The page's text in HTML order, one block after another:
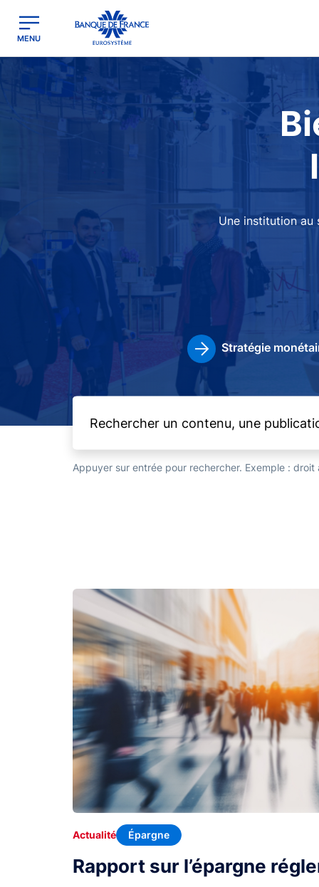
Banque de France - Menu Principal
MENU
Image
Une institution au
Stratégie
Appuyer sur entrée pour rechercher. Exemple : droit
Image
Rapport sur l’épargne
Actualité Épargne